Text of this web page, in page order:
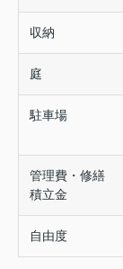
収納
庭
駐車場
管理費・修繕
積立金
自由度